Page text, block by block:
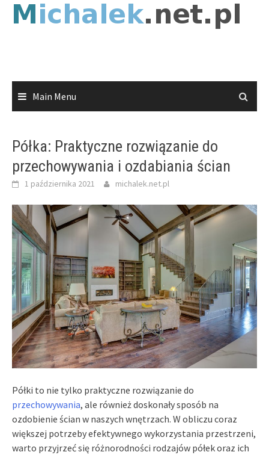
Skip
Main Menu
Półka: Praktyczne rozwiązanie do
przechowywania i ozdabiania ścian
1 października 2021 michalek.net.pl
Półki to nie tylko praktyczne rozwiązanie do
przechowywania, ale również doskonały sposób na
ozdobienie ścian w naszych wnętrzach. W obliczu coraz
większej potrzeby efektywnego wykorzystania przestrzeni,
warto przyjrzeć się różnorodności rodzajów półek oraz ich